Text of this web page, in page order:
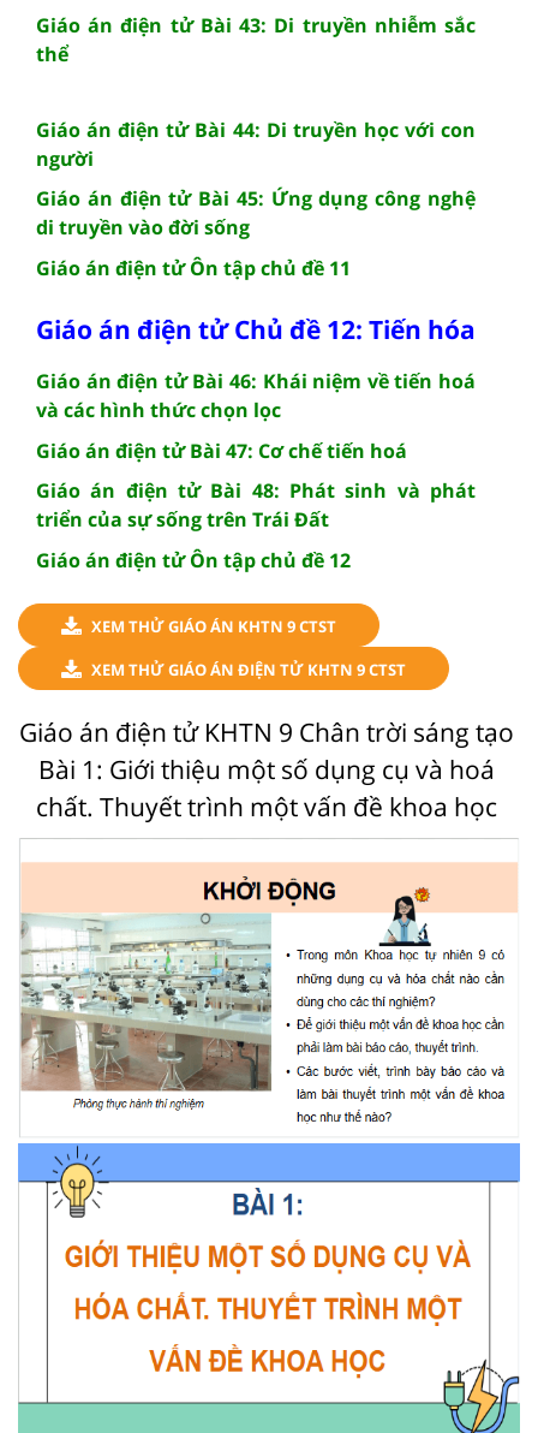
Giáo án điện tử Bài 43: Di truyền nhiễm sắc
thể
Giáo án điện tử Bài 44: Di truyền học với con
người
Giáo án điện tử Bài 45: Ứng dụng công nghệ
di truyền vào đời sống
Giáo án điện tử Ôn tập chủ đề 11
Giáo án điện tử Chủ đề 12: Tiến hóa
Giáo án điện tử Bài 46: Khái niệm về tiến hoá
và các hình thức chọn lọc
Giáo án điện tử Bài 47: Cơ chế tiến hoá
Giáo án điện tử Bài 48: Phát sinh và phát
triển của sự sống trên Trái Đất
Giáo án điện tử Ôn tập chủ đề 12
XEM THỬ GIÁO ÁN KHTN 9 CTST
XEM THỬ GIÁO ÁN ĐIỆN TỬ KHTN 9 CTST
Giáo án điện tử KHTN 9 Chân trời sáng tạo
Bài 1: Giới thiệu một số dụng cụ và hoá
chất. Thuyết trình một vấn đề khoa học